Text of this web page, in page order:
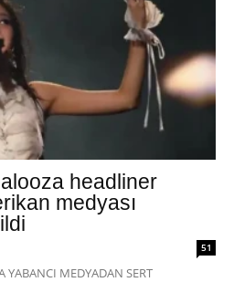
headliner
medyası
51
YABANCI MEDYADAN SERT